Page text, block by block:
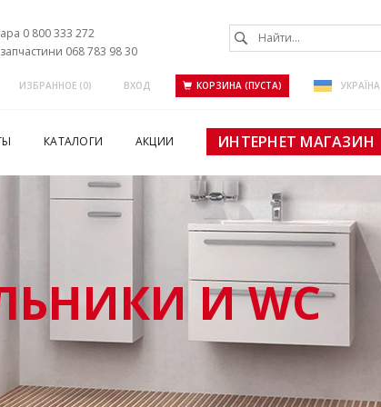
0 800 333 272
запчастини 068 783 98 30
ИЗБРАННОЕ (0) ВХОД КОРЗИНА (ПУСТА) УКРАЇНА
КАТАЛОГИ АКЦИИ ИНТЕРНЕТ МАГАЗИН
И WC